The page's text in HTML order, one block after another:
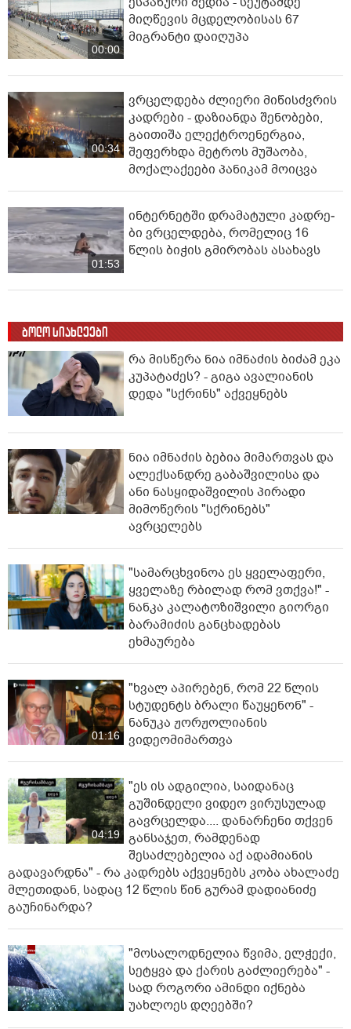
00:00
მიღწევის მცდელობისას 67
მიგრანტი დაიღუპა
00:34
ვრცელდება ძლიერი მიწისძვრის
კადრები - დაზიანდა შენობები,
გაითიშა ელექტროენერგია,
შეფერხდა მეტროს მუშაობა,
მოქალაქეები პანიკამ მოიცვა
01:53
ინ­ტერ­ნეტ­ში დრა­მა­ტუ­ლი კად­რე­
ბი ვრცელდება, რომელიც 16
წლის ბიჭის გმირობას ასახავს
ბოლო სიახლეები
რა მისწერა ნია იმნაძის ბიძამ ეკა
კუპატაძეს? - გიგა ავალიანის
დედა "სქრინს" აქვეყნებს
ნია იმნაძის ბებია მიმართვას და
ალექსანდრე გაბაშვილისა და
ანი ნასყიდაშვილის პირადი
მიმოწერის "სქრინებს"
ავრცელებს
"სა­მარ­ცხვი­ნოა ეს ყვე­ლა­ფე­რი,
ყვე­ლა­ზე რბი­ლად რომ ვთქვა!" -
ნანკა კალატოზიშვილი გიორგი
ბარამიძის განცხადებას
ეხმაურება
01:16
"ხვალ აპირებენ, რომ 22 წლის
სტუდენტს ბრალი წაუყენონ" -
ნანუკა ჟორჟოლიანის
ვიდეომიმართვა
04:19
"ეს ის ადგილია, საიდანაც
გუშინდელი ვიდეო ვირუსულად
გავრცელდა.... დანარჩენი თქვენ
განსაჯეთ, რამდენად
შესაძლებელია აქ ადამიანის
გადავარდნა" - რა კადრებს აქვეყნებს კობა ახალაძე
მლეთიდან, სადაც 12 წლის წინ გურამ დადიანიძე
გაუჩინარდა?
"მოსალოდნელია წვიმა, ელჭექი,
სეტყვა და ქარის გაძლიერება" -
სად როგორი ამინდი იქნება
უახლოეს დღეებში?